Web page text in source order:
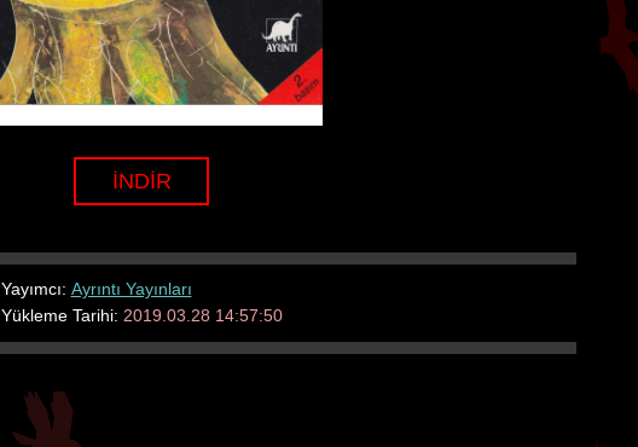
İNDİR
Yayımcı: Ayrıntı Yayınları
Yükleme Tarihi: 2019.03.28 14:57:50